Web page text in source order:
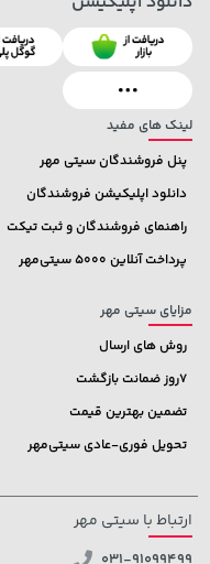
لینک های مفید
پنل فروشندگان سیتی مهر
دانلود اپلیکیشن فروشندگان
راهنمای فروشندگان و ثبت تیکت
پرداخت آنلاین 5000 سیتی‌مهر
مزایای سیتی مهر
روش های ارسال
7روز ضمانت بازگشت
تضمین بهترین قیمت
تحویل فوری-عادی سیتی‌مهر
ارتباط با سیتی مهر
031-91099499